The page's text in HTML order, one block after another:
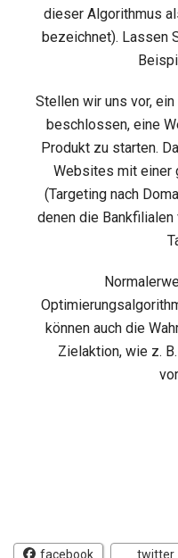
dieser Algorithmus
bezeichnet). Lassen
Stellen wir uns vor,
beschlossen, eine
Produkt zu starten.
Websites mit einer
(Targeting nach
denen die
können auch die
Zielaktion, wie z.
facebook twitter